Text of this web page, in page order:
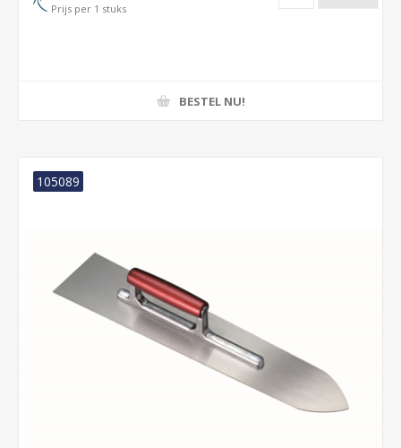
Prijs per 1 stuks
BESTEL NU!
105089